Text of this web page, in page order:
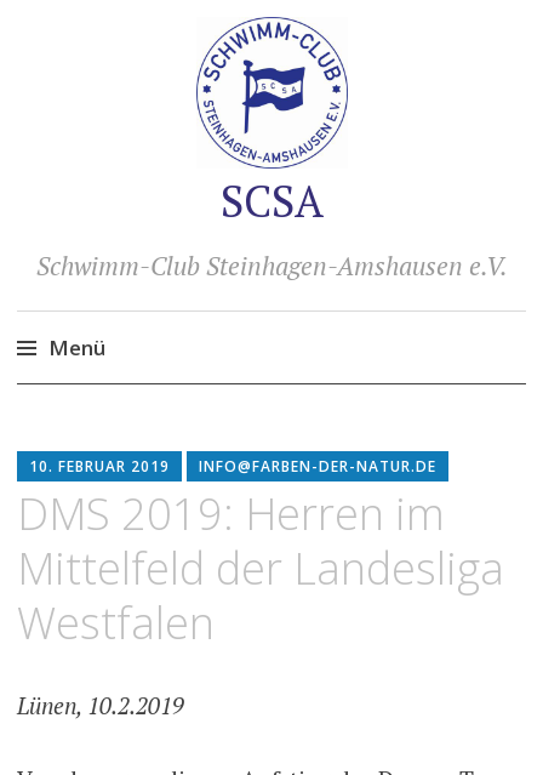
SCSA
Schwimm-Club Steinhagen-Amshausen e.V.
Menü
springen
10. FEBRUAR 2019 INFO@FARBEN-DER-NATUR.DE
DMS 2019: Herren im
Mittelfeld der Landesliga
Westfalen
Lünen, 10.2.2019